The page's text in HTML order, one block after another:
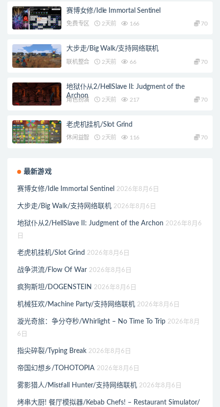
赛博女修/Idle Immortal Sentinel
免费专区 2天前 166 70
大步走/Big Walk/支持网络联机
联机整合 2天前 66 70
地狱仆从2/HellSlave II: Judgment of the
Archon
角色扮演 2天前 217 70
老虎机挂机/Slot Grind
休闲益智 2天前 116 70
最新游戏
赛博女修/Idle Immortal Sentinel 2026年8月6日
大步走/Big Walk/支持网络联机 2026年8月6日
地狱仆从2/HellSlave II: Judgment of the Archon 2026年8月6
日
老虎机挂机/Slot Grind 2026年8月6日
战争洪流/Flow Of War 2026年8月6日
疯狗斯坦/DOGENSTEIN 2026年8月6日
机械狂欢/Machine Party/支持网络联机 2026年8月6日
漩光奇旅：争分夺秒/Whirlight – No Time To Trip 2026年8月
6日
指尖碎裂/Typing Break 2026年8月6日
帝国幻想乡/TOHOTOPIA 2026年8月6日
雾影猎人/Mistfall Hunter/支持网络联机 2026年8月6日
烤串大厨! 餐厅模拟器/Kebab Chefs! – Restaurant Simulator/